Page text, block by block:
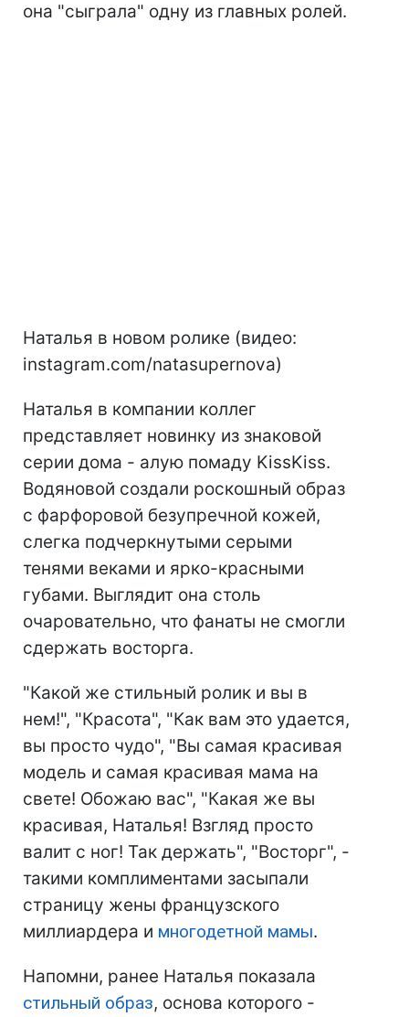
она "сыграла" одну из главных ролей.
Наталья в новом ролике (видео:
instagram.com/natasupernova)
Наталья в компании коллег
представляет новинку из знаковой
серии дома - алую помаду KissKiss.
Водяновой создали роскошный образ
с фарфоровой безупречной кожей,
слегка подчеркнутыми серыми
тенями веками и ярко-красными
губами. Выглядит она столь
очаровательно, что фанаты не смогли
сдержать восторга.
"Какой же стильный ролик и вы в
нем!", "Красота", "Как вам это удается,
вы просто чудо", "Вы самая красивая
модель и самая красивая мама на
свете! Обожаю вас", "Какая же вы
красивая, Наталья! Взгляд просто
валит с ног! Так держать", "Восторг", -
такими комплиментами засыпали
страницу жены французского
миллиардера и многодетной мамы.
Напомни, ранее Наталья показала
стильный образ, основа которого -